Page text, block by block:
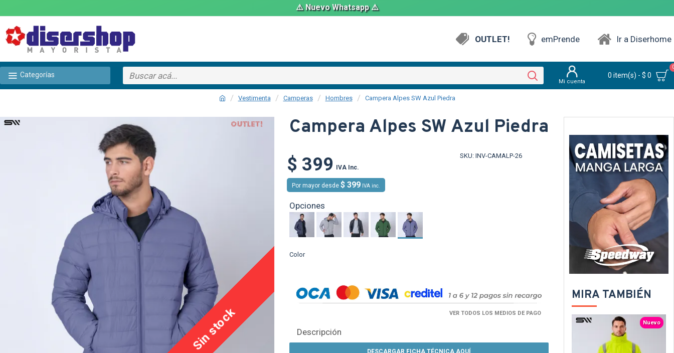
⚠️ Nuevo Whatsapp ⚠️
OUTLET! emPrende Ir a Diserhome
Categorías
Mi cuenta
0 item(s) - $ 0
Vestimenta Camperas Hombres Campera Alpes SW Azul Piedra
TEXTTRANSPARENTE OUT
Sin stock
Campera Alpes SW Azul Piedra
$ 399 IVA Inc.
SKU: INV-CAMALP-26
Por mayor desde $ 399 IVA inc.
Opciones
Color
Descripción
DESCARGAR FICHA TÉCNICA AQUÍ
VER TODOS LOS MEDIOS DE PAGO
MIRA TAMBIÉN
TEXTTRANSPARENTE Nuevo
TEXTTRANSPARENTE